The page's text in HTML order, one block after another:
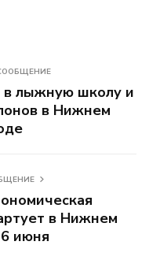
в лыжную школу и
в Нижнем
в Нижнем
июня